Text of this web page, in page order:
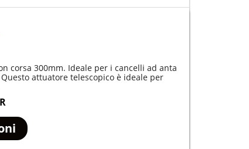
corsa 300mm. Ideale per i cancelli ad anta
attuatore telescopico è ideale per